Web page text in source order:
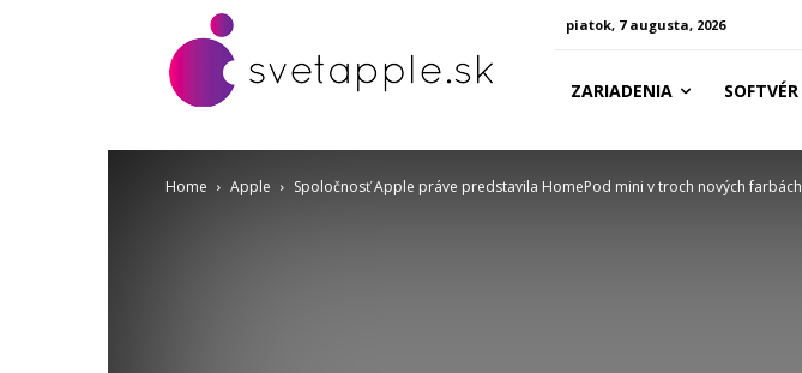
piatok, 7 augusta, 2026
ZARIADENIA SOFTVÉR
Home Apple Spoločnosť Apple práve predstavila HomePod mini v troch nových farbách